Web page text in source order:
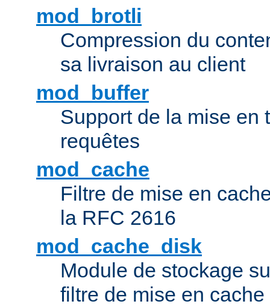
mod_brotli
Compression du
sa livraison au client
mod_buffer
Support de la mise en
requêtes
mod_cache
Filtre de mise en
la RFC 2616
mod_cache_disk
Module de stockage
filtre de mise en cache